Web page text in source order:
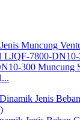
300 Muncung